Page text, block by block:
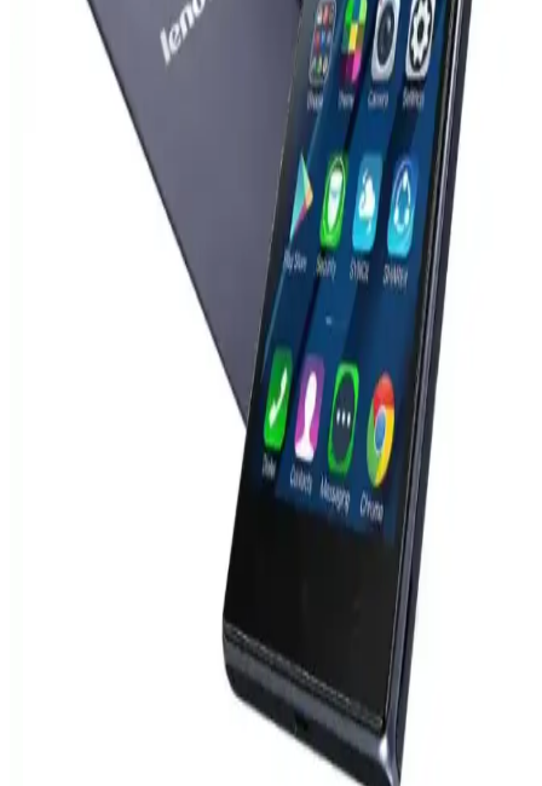
Vivo X300 Ultra'nın 400mm Zeiss lensi ve SmallRig iş birliğiyle
sunduğu yenilikler, akıllı telefon kameralarının profesyonel
ekipmanlarla karşılaştırılmasında önemli farkları ortaya koyuyor.
Lenovo Dizüstü Bilgisayar Şarj Cihazıyla iPhone
Şarj Etme: USB-C ve Power Delivery Uyumluluğu
Lenovo dizüstü bilgisayar şarj cihazları, USB-C ve Power Delivery
teknolojisi sayesinde iPhone gibi akıllı telefonları güvenli ve uyumlu
şekilde şarj edebiliyor. Bu teknoloji cihazların güç ihtiyacına göre
otomatik voltaj ve akım sağlar.
Redmi Note 10 Pro'nun Kamera Özellikleri ve
Teknik Detayları Hakkında Kapsamlı Bilgi
Redmi Note 10 Pro, 108 Megapiksel ana kamera ve çeşitli
sensörleriyle çok yönlü fotoğraf imkanı sunar. Geniş açı, makro ve
derinlik sensörleri sayesinde yüksek kaliteli ve detaylı fotoğraflar
Samsung S23 Ultra ve S24 Ultra modelleri yüksek
performans ve gelişmiş özelliklerle öne çıkıyor
Samsung'un yeni akıllı telefon modelleri S23 Ultra ve S24 Ultra,
üstün performans ve gelişmiş özellikleriyle öne çıkıyor. Tasarım,
ekran, kamera ve işlemci alanlarındaki yenilikler dikkat çekiyor.
Lenovo Akıllı Telefon Modelleri: Dayanıklı ve
Yüksek Performanslı Çözümler
Lenovo'nun akıllı telefonları, dayanıklılık, performans ve yenilikçilik
sunarak farklı kullanıcı ihtiyaçlarına cevap verir. ThinkPhone ve
Legion serileri, kurumsal ve oyun tutkunlarına özel özelliklerle öne